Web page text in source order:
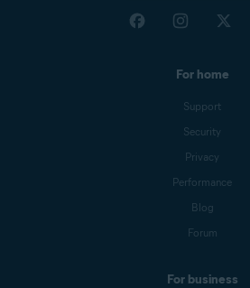
For home
Support
Security
Privacy
Performance
Blog
Forum
For business